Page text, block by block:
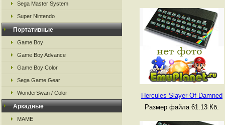
Sega Master System
Super Nintendo
Портативные
Game Boy
Game Boy Advance
Game Boy Color
Sega Game Gear
WonderSwan / Color
Аркадные
MAME
Hercules Slayer Of Damned
Размер файла 61.13 Кб.